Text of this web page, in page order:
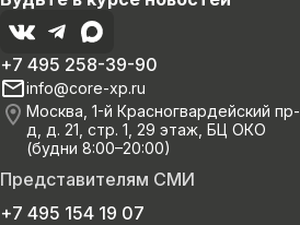
Представителям СМИ
+7 495 154 19 07
+7 495 258-39-90
info@core-xp.ru
Москва, 1-й Красногвардейский пр-
д, д. 21, стр. 1, 29 этаж, БЦ ОКО
(будни 8:00–20:00)